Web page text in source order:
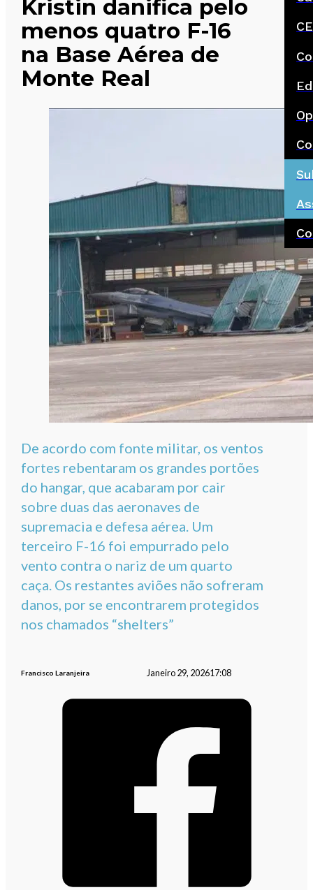
Kristin danifica pelo
menos quatro F-16
na Base Aérea de
Monte Real
De acordo com fonte militar, os ventos
fortes rebentaram os grandes portões
do hangar, que acabaram por cair
sobre duas das aeronaves de
supremacia e defesa aérea. Um
terceiro F-16 foi empurrado pelo
vento contra o nariz de um quarto
caça. Os restantes aviões não sofreram
danos, por se encontrarem protegidos
nos chamados “shelters”
Francisco Laranjeira Janeiro 29, 202617:08